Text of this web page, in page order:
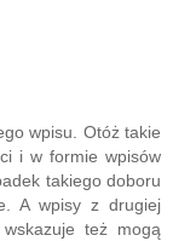
wpisu. Otóż takie
i w formie wpisów
takiego doboru
A wpisy z drugiej
też mogą